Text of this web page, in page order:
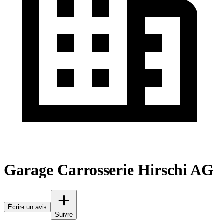
Garage Carrosserie Hirschi AG
Écrire un avis
Suivre